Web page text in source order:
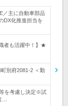
／主に自動車部品
DX化推進担当を
者も活躍中！】★
別府2081-2 ＜勤
を考慮し決定※試
…